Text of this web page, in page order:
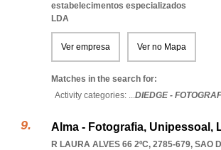
estabelecimentos especializados
LDA
Ver empresa Ver no Mapa
Matches in the search for:
Activity categories: ...DIEDGE -
Alma - Fotografia, Unipessoal,
R LAURA ALVES 66 2ºC, 2785-679, SAO